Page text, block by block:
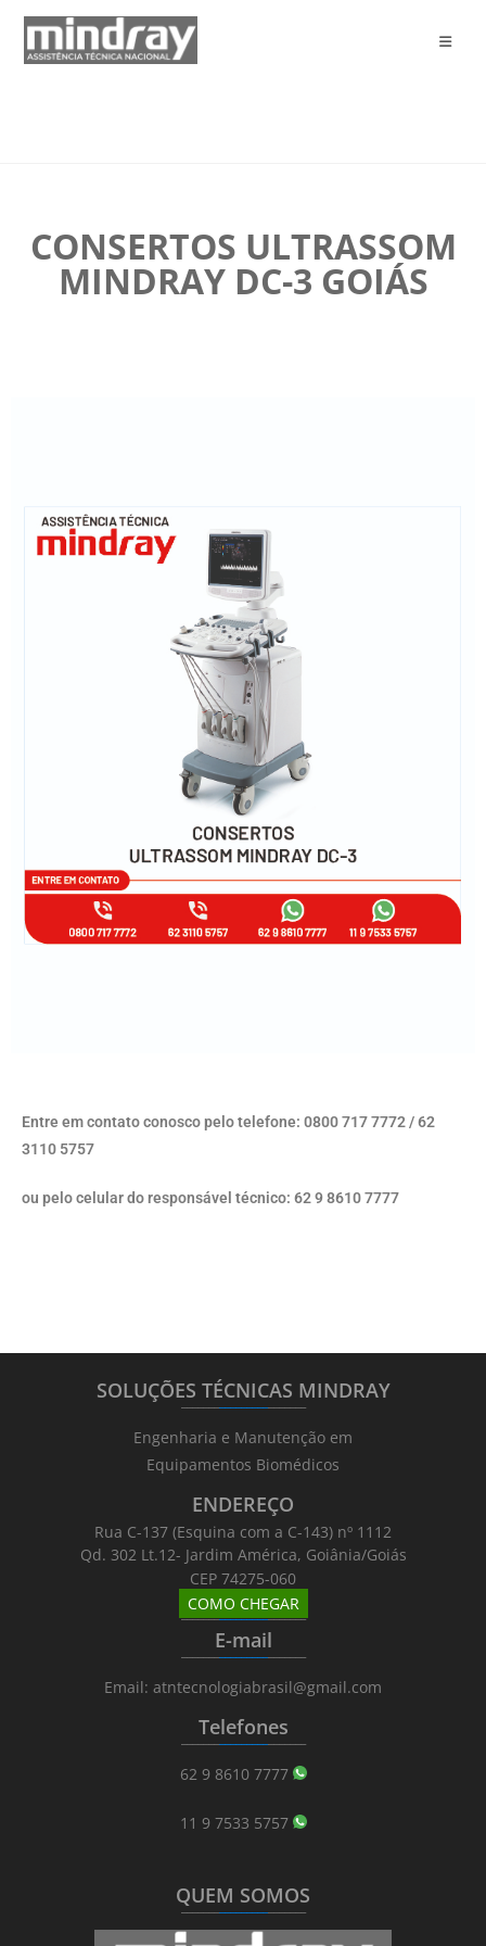
CONSERTOS ULTRASSOM
MINDRAY DC-3 GOIÁS
Entre em contato conosco pelo telefone: 0800 717 7772 / 62
3110 5757
ou pelo celular do responsável técnico: 62 9 8610 7777
SOLUÇÕES TÉCNICAS MINDRAY
_______________________
Engenharia e Manutenção em
Equipamentos Biomédicos
ENDEREÇO
Rua C-137 (Esquina com a C-143) nº 1112
Qd. 302 Lt.12- Jardim América, Goiânia/Goiás
CEP 74275-060
COMO CHEGAR
_______________________
E-mail
_______________________
Email: atntecnologiabrasil@gmail.com
Telefones
_______________________
62 9 8610 7777
11 9 7533 5757
QUEM SOMOS
_______________________